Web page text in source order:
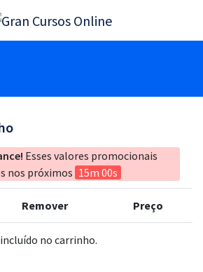
Esses valores promocionais
nos próximos 15m 00s
Remover Preço
no carrinho.